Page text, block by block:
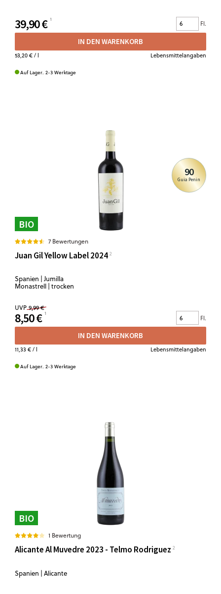
39,90 € Fl.
IN DEN WARENKORB
53,20 €/ l Lebensmittelangaben
Auf Lager. 2-3 Werktage
90
Guia Penin
BIO
7 Bewertungen
Juan Gil Yellow Label 2024
Spanien | Jumilla
Monastrell | trocken
UVP 9,99 €
8,50 € Fl.
IN DEN WARENKORB
11,33 €/ l Lebensmittelangaben
Auf Lager. 2-3 Werktage
BIO
1 Bewertung
Alicante Al Muvedre 2023 - Telmo Rodriguez
Spanien | Alicante